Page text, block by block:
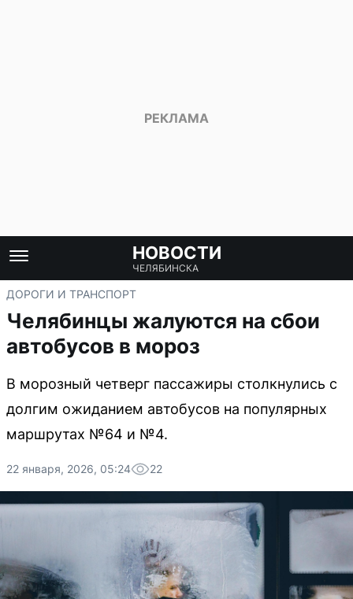
НОВОСТИ
ЧЕЛЯБИНСКА
ДОРОГИ И ТРАНСПОРТ
Челябинцы жалуются на сбои
автобусов в мороз
В морозный четверг пассажиры столкнулись с
долгим ожиданием автобусов на популярных
маршрутах №64 и №4.
22 января, 2026, 05:24 22